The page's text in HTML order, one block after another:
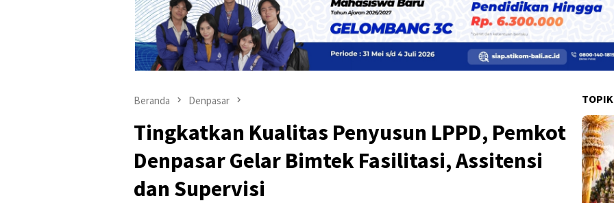
Beranda Denpasar
Tingkatkan Kualitas Penyusun LPPD, Pemkot
Denpasar Gelar Bimtek Fasilitasi, Assitensi
dan Supervisi